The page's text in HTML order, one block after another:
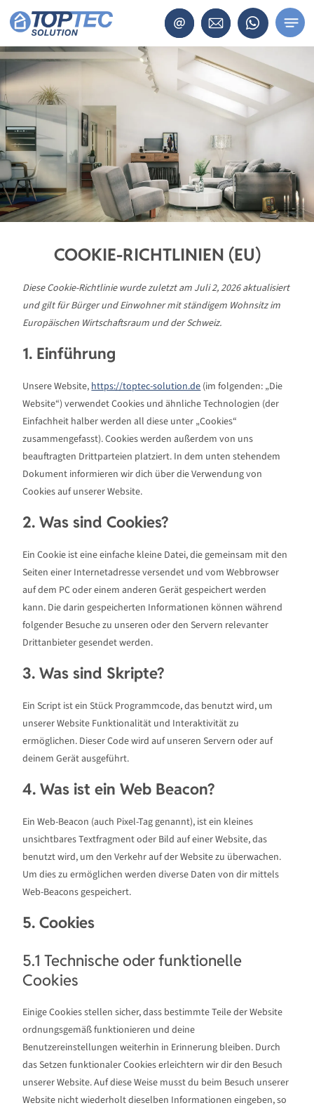
COOKIE-RICHTLINIEN (EU)
Diese Cookie-Richtlinie wurde zuletzt am Juli 2, 2026 aktualisiert
und gilt für Bürger und Einwohner mit ständigem Wohnsitz im
Europäischen Wirtschaftsraum und der Schweiz.
1. Einführung
Unsere Website,https://toptec-solution.de(im folgenden: „Die
Website“) verwendet Cookies und ähnliche Technologien (der
Einfachheit halber werden all diese unter „Cookies“
zusammengefasst). Cookies werden außerdem von uns
beauftragten Drittparteien platziert. In dem unten stehendem
Dokument informieren wir dich über die Verwendung von
Cookies auf unserer Website.
2. Was sind Cookies?
Ein Cookie ist eine einfache kleine Datei, die gemeinsam mit den
Seiten einer Internetadresse versendet und vom Webbrowser
auf dem PC oder einem anderen Gerät gespeichert werden
kann. Die darin gespeicherten Informationen können während
folgender Besuche zu unseren oder den Servern relevanter
Drittanbieter gesendet werden.
3. Was sind Skripte?
Ein Script ist ein Stück Programmcode, das benutzt wird, um
unserer Website Funktionalität und Interaktivität zu
ermöglichen. Dieser Code wird auf unseren Servern oder auf
deinem Gerät ausgeführt.
4. Was ist ein Web Beacon?
Ein Web-Beacon (auch Pixel-Tag genannt), ist ein kleines
unsichtbares Textfragment oder Bild auf einer Website, das
benutzt wird, um den Verkehr auf der Website zu überwachen.
Um dies zu ermöglichen werden diverse Daten von dir mittels
Web-Beacons gespeichert.
5. Cookies
5.1 Technische oder funktionelle
Cookies
Einige Cookies stellen sicher, dass bestimmte Teile der Website
ordnungsgemäß funktionieren und deine
Benutzereinstellungen weiterhin in Erinnerung bleiben. Durch
das Setzen funktionaler Cookies erleichtern wir dir den Besuch
unserer Website. Auf diese Weise musst du beim Besuch unserer
Website nicht wiederholt dieselben Informationen eingeben, so